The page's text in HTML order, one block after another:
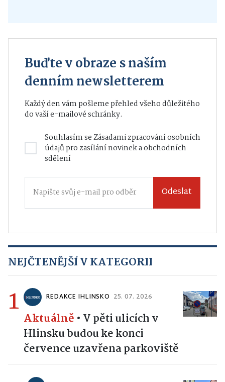
Buďte v obraze s naším
denním newsletterem
Každý den vám pošleme přehled všeho důležitého
do vaší e-mailové schránky.
Souhlasím se Zásadami zpracování osobních
údajůpro zasílání novinek a obchodních
sdělení
Odeslat
NEJČTENĚJŠÍ V KATEGORII
1 REDAKCE IHLINSKO 25. 07. 2026
Aktuálně • V pěti ulicích v
Hlinsku budou ke konci
července uzavřena parkoviště